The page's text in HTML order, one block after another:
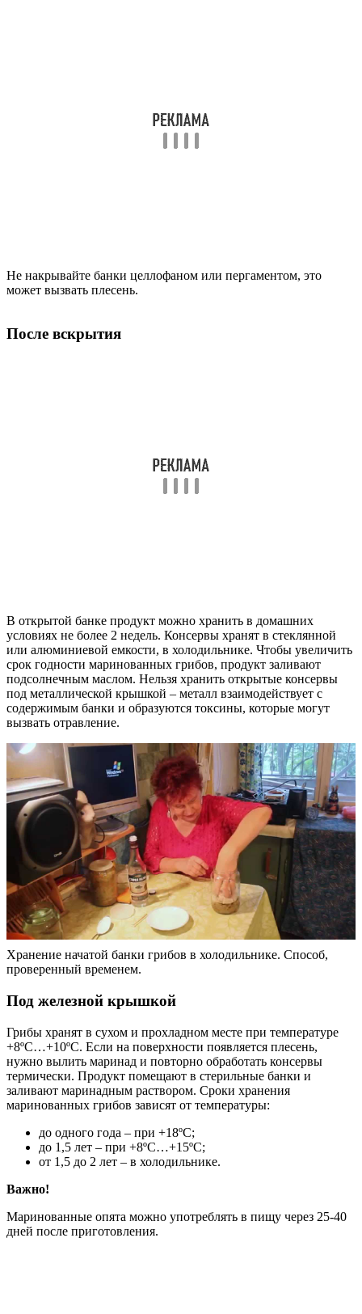
Не накрывайте банки целлофаном или пергаментом, это
может вызвать плесень.
После вскрытия
В открытой банке продукт можно хранить в домашних
условиях не более 2 недель. Консервы хранят в стеклянной
или алюминиевой емкости, в холодильнике. Чтобы увеличить
срок годности маринованных грибов, продукт заливают
подсолнечным маслом. Нельзя хранить открытые консервы
под металлической крышкой – металл взаимодействует с
содержимым банки и образуются токсины, которые могут
вызвать отравление.
Хранение начатой банки грибов в холодильнике. Способ,
проверенный временем.
Под железной крышкой
Грибы хранят в сухом и прохладном месте при температуре
+8ºС…+10ºС. Если на поверхности появляется плесень,
нужно вылить маринад и повторно обработать консервы
термически. Продукт помещают в стерильные банки и
заливают маринадным раствором. Сроки хранения
маринованных грибов зависят от температуры:
до одного года – при +18ºС;
до 1,5 лет – при +8ºС…+15ºС;
от 1,5 до 2 лет – в холодильнике.
Важно!
Маринованные опята можно употреблять в пищу через 25-40
дней после приготовления.